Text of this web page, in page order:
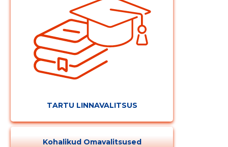
TARTU LINNAVALITSUS
Kohalikud Omavalitsused